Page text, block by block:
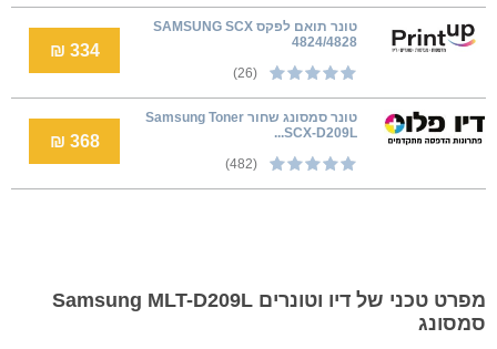
טונר תואם לפקס SAMSUNG SCX
4824/4828
(26)
334 ₪
טונר סמסונג שחור Samsung Toner
SCX-D209L...
(482)
368 ₪
מפרט טכני של דיו וטונרים Samsung MLT-D209L
סמסונג